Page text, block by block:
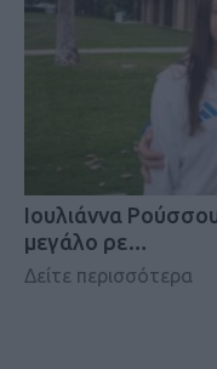
Iουλιάννα
μεγάλο ρε…
Δείτε περισσότερα